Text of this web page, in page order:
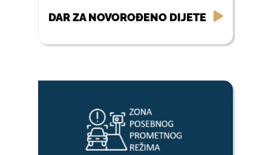
DAR ZA NOVOROĐENO DIJETE